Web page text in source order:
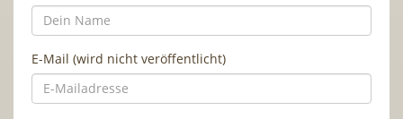
E-Mail (wird nicht veröffentlicht)